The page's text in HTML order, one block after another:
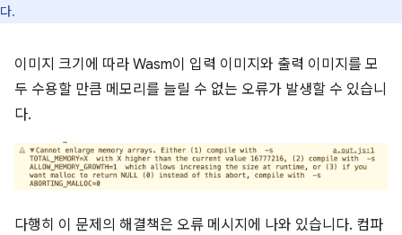
다.
이미지 크기에 따라 Wasm이 입력 이미지와 출력 이미지를 모
두 수용할 만큼 메모리를 늘릴 수 없는 오류가 발생할 수 있습니
다.
다행히 이 문제의 해결책은 오류 메시지에 나와 있습니다. 컴파